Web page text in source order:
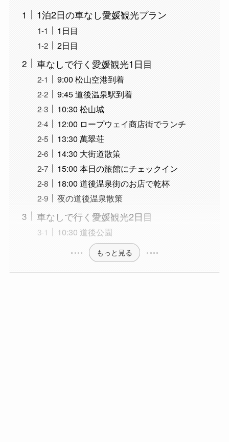
1泊2日の車なし愛媛観光プラン
1日目
2日目
車なしで行く愛媛観光1日目
9:00 松山空港到着
9:45 道後温泉駅到着
10:30 松山城
12:00 ロープウェイ商店街でランチ
13:30 萬翠荘
14:30 大街道散策
15:00 本日の旅館にチェックイン
18:00 道後温泉街のお店で乾杯
夜の道後温泉散策
車なしで行く愛媛観光2日目
10:30 道後公園
もっと見る